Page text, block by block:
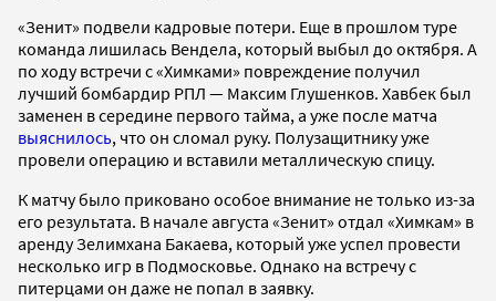
«Зенит» подвели кадровые потери. Еще в прошлом туре
команда лишилась Вендела, который выбыл до октября. А
по ходу встречи с «Химками» повреждение получил
лучший бомбардир РПЛ — Максим Глушенков. Хавбек был
заменен в середине первого тайма, а уже после матча
выяснилось, что он сломал руку. Полузащитнику уже
провели операцию и вставили металлическую спицу.
К матчу было приковано особое внимание не только из-за
его результата. В начале августа «Зенит» отдал «Химкам» в
аренду Зелимхана Бакаева, который уже успел провести
несколько игр в Подмосковье. Однако на встречу с
питерцами он даже не попал в заявку.